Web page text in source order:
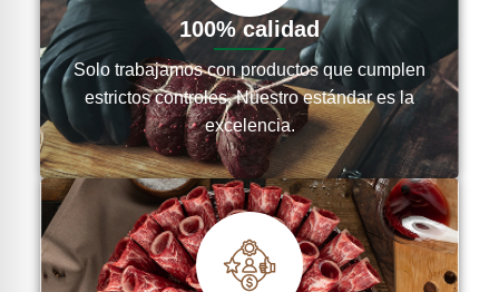
100% calidad
Solo trabajamos con productos que cumplen
estrictos controles. Nuestro estándar es la
excelencia.